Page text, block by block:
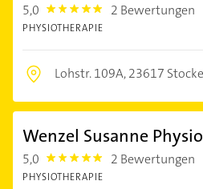
5,0 5.0 2 Bewertungen
PHYSIOTHERAPIE
Lohstr. 109A,23617
Wenzel Susanne
5,0 5.0 2 Bewertungen
PHYSIOTHERAPIE